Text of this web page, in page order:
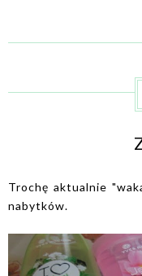
Trochę aktualnie
nabytków.